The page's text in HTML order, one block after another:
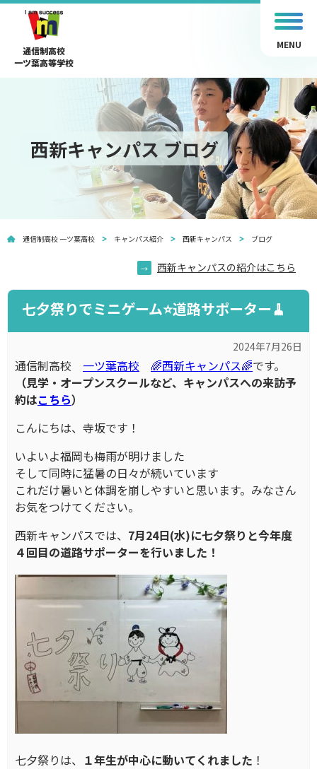
通信制高校
一ツ葉高等学校
MENU
西新キャンパス ブログ
通信制高校 一ツ葉高校 キャンパス紹介 西新キャンパス ブログ
西新キャンパスの紹介はこちら
七夕祭りでミニゲーム⭐道路サポーター🧹
2024年7月26日
通信制高校 一ツ葉高校 🌈西新キャンパス🌈です。
（見学・オープンスクールなど、キャンパスへの来訪予
約はこちら）
こんにちは、寺坂です！
いよいよ福岡も梅雨が明けました
そして同時に猛暑の日々が続いています
これだけ暑いと体調を崩しやすいと思います。みなさん
お気をつけてください。
西新キャンパスでは、 7月24日(水)に七夕祭りと今年度
４回目の道路サポーターを行いました！
七夕祭りは、 １年生が中心に動いてくれました ！